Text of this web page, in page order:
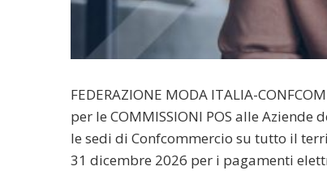
FEDERAZIONE MODA ITALIA-
per le COMMISSIONI POS alle
le sedi di Confcommercio su tutto il
31 dicembre 2026 per i pagamenti